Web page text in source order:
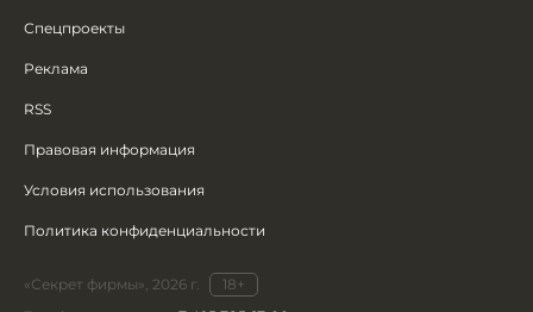
Спецпроекты
Реклама
RSS
Правовая информация
Условия использования
Политика конфиденциальности
«Секрет фирмы», 2026 г.
18+